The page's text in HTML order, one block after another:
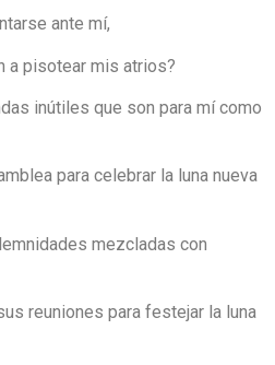
ante mí,
a pisotear mis atrios?
inútiles que son para mí como
para celebrar la luna nueva
mezcladas con
reuniones para festejar la luna